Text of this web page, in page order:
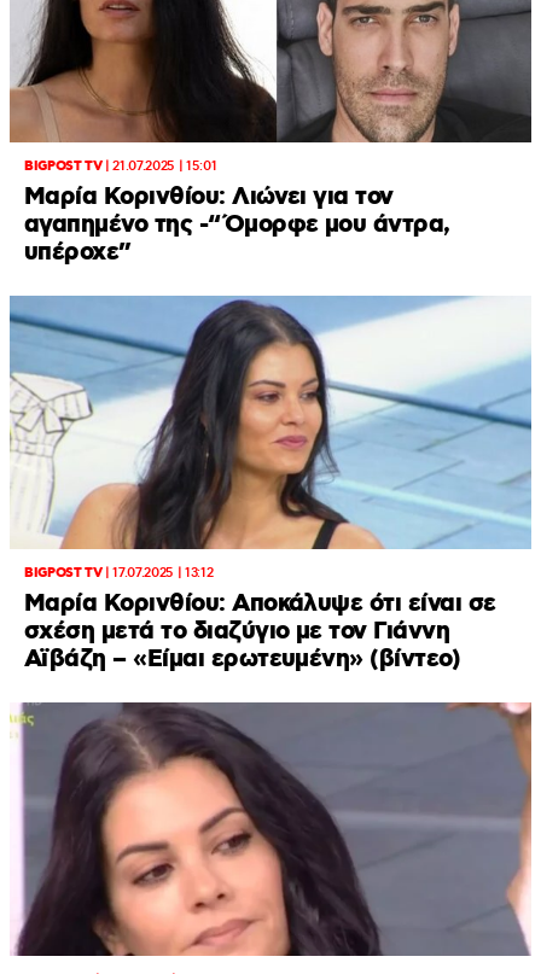
BIGPOST TV|21.07.2025 | 15:01
Μαρία Κορινθίου: Λιώνει για τον
αγαπημένο της -“Όμορφε μου άντρα,
υπέροχε”
BIGPOST TV|17.07.2025 | 13:12
Μαρία Κορινθίου: Aποκάλυψε ότι είναι σε
σχέση μετά το διαζύγιο με τον Γιάννη
Αϊβάζη – «Είμαι ερωτευμένη» (βίντεο)